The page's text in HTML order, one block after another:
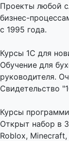
Проекты любой
бизнес-
с 1995 года.
Курсы 1С для
Обучение для
руководителя.
Свидетельство
Курсы
Открыт набор в
Roblox,